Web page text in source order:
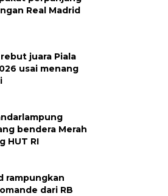
Real Madrid
juara Piala
usai menang
bendera Merah
HUT RI
rampungkan
dari RB